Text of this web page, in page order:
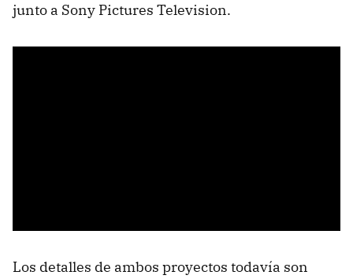
junto a Sony Pictures Television.
Los detalles de ambos proyectos todavía son